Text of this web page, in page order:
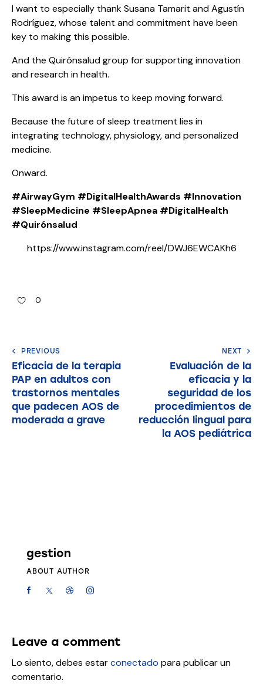
I want to especially thank Susana Tamarit and Agustín
Rodríguez, whose talent and commitment have been
key to making this possible.
And the Quirónsalud group for supporting innovation
and research in health.
This award is an impetus to keep moving forward.
Because the future of sleep treatment lies in
integrating technology, physiology, and personalized
medicine.
Onward.
#AirwayGym #DigitalHealthAwards #Innovation
#SleepMedicine #SleepApnea #DigitalHealth
#Quirónsalud
https://www.instagram.com/reel/DWJ6EWCAKh6
0
PREVIOUS
Eficacia de la terapia
PAP en adultos con
trastornos mentales
que padecen AOS de
moderada a grave
NEXT
Evaluación de la
eficacia y la
seguridad de los
procedimientos de
reducción lingual para
la AOS pediátrica
gestion
ABOUT AUTHOR
Leave a comment
Lo siento, debes estarconectado para publicar un
comentario.